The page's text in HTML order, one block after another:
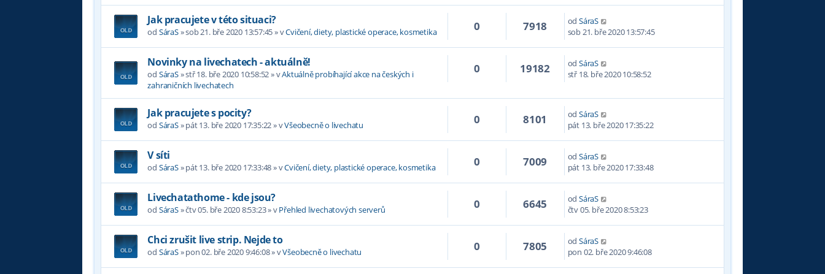
Jak pracujete v této situaci?
od SáraS»sob 21. bře 2020 13:57:45» vCvičení, diety, plastické operace, kosmetika 0 7918 od SáraS
sob 21. bře 2020 13:57:45
Novinky na livechatech - aktuálně!
od SáraS»stř 18. bře 2020 10:58:52» vAktuálně probíhající akce na českých i
zahraničních livechatech
0 19182 od SáraS
stř 18. bře 2020 10:58:52
Jak pracujete s pocity?
od SáraS»pát 13. bře 2020 17:35:22» vVšeobecně o livechatu 0 8101 od SáraS
pát 13. bře 2020 17:35:22
V síti
od SáraS»pát 13. bře 2020 17:33:48» vCvičení, diety, plastické operace, kosmetika 0 7009 od SáraS
pát 13. bře 2020 17:33:48
Livechatathome - kde jsou?
od SáraS»čtv 05. bře 2020 8:53:23» vPřehled livechatových serverů 0 6645 od SáraS
čtv 05. bře 2020 8:53:23
Chci zrušit live strip. Nejde to
od SáraS»pon 02. bře 2020 9:46:08» vVšeobecně o livechatu 0 7805 od SáraS
pon 02. bře 2020 9:46:08